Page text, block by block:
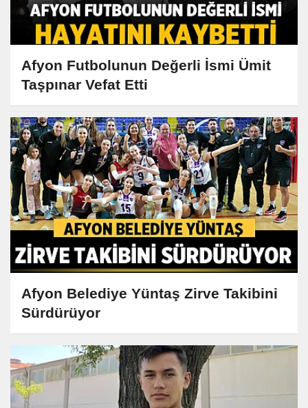
Afyon Futbolunun Değerli İsmi Ümit
Taşpınar Vefat Etti
Afyon Belediye Yüntaş Zirve Takibini
Sürdürüyor